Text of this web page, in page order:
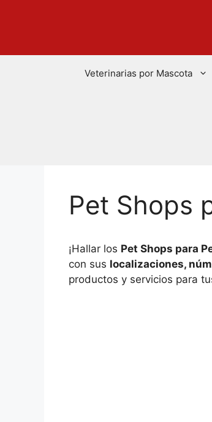
Veterinarias por Mascota
Pet Shops
¡Hallar los Pet Shops para
con sus localizaciones,
productos y servicios para